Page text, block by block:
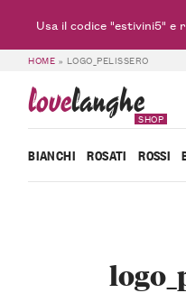
HOME » LOGO_PELISSERO
lovelanghe
SHOP
BIANCHI ROSATI ROSSI
Usa il codice "estivini5"